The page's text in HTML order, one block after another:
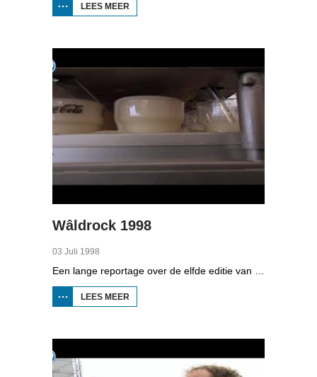
LEES MEER
WÂLDROCK
Wâldrock 1998
03 Juli 1998
LEES MEER
WÂLDROCK